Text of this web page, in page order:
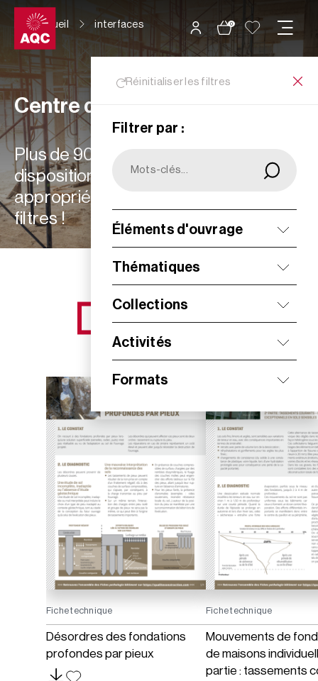
Panneau de gestion des cookies
0
Accueil interfaces
Réinitialiser les filtres
Filtrer par :
Éléments d'ouvrage
Thématiques
Collections
Activités
Formats
Centre de ressources
Plus de 900 ressources à votre
disposition : choisissez les plus
appropriées à vos besoins grâce aux
filtres !
NOS NOUVEAUTÉS
Fiche technique
Désordres des fondations
profondes par pieux
Fiche technique
Mouvements de
de maisons
partie : tassements